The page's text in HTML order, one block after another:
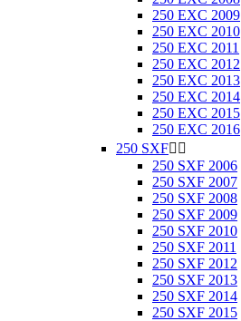
250 EXC 2009
250 EXC 2010
250 EXC 2011
250 EXC 2012
250 EXC 2013
250 EXC 2014
250 EXC 2015
250 EXC 2016
250 SXF 
250 SXF 2006
250 SXF 2007
250 SXF 2008
250 SXF 2009
250 SXF 2010
250 SXF 2011
250 SXF 2012
250 SXF 2013
250 SXF 2014
250 SXF 2015